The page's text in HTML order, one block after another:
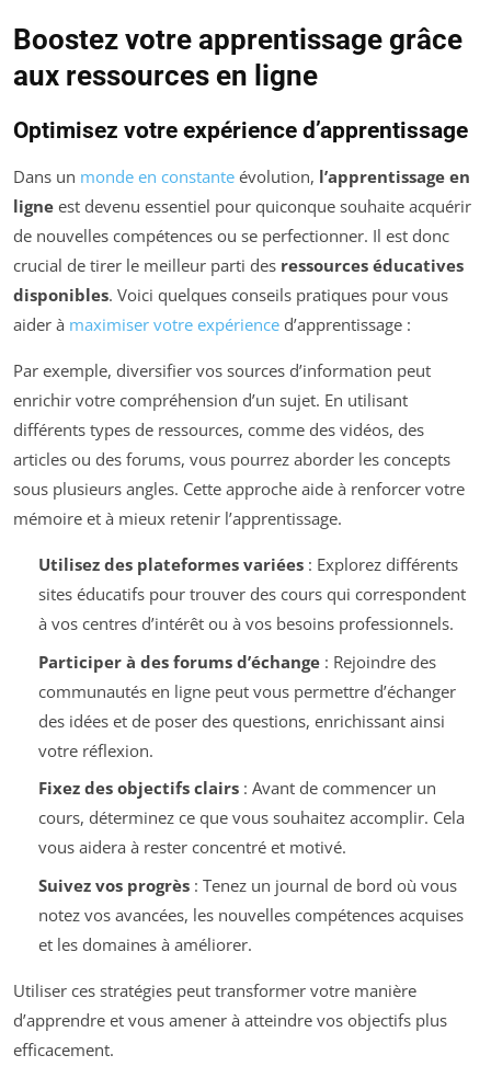
Boostez votre apprentissage grâce
aux ressources en ligne
Optimisez votre expérience d’apprentissage
Dans un monde en constante évolution, l’apprentissage en
ligne est devenu essentiel pour quiconque souhaite acquérir
de nouvelles compétences ou se perfectionner. Il est donc
crucial de tirer le meilleur parti des ressources éducatives
disponibles. Voici quelques conseils pratiques pour vous
aider à maximiser votre expérience d’apprentissage :
Par exemple, diversifier vos sources d’information peut
enrichir votre compréhension d’un sujet. En utilisant
différents types de ressources, comme des vidéos, des
articles ou des forums, vous pourrez aborder les concepts
sous plusieurs angles. Cette approche aide à renforcer votre
mémoire et à mieux retenir l’apprentissage.
Utilisez des plateformes variées: Explorez différents
sites éducatifs pour trouver des cours qui correspondent
à vos centres d’intérêt ou à vos besoins professionnels.
Participer à des forums d’échange: Rejoindre des
communautés en ligne peut vous permettre d’échanger
des idées et de poser des questions, enrichissant ainsi
votre réflexion.
Fixez des objectifs clairs: Avant de commencer un
cours, déterminez ce que vous souhaitez accomplir. Cela
vous aidera à rester concentré et motivé.
Suivez vos progrès: Tenez un journal de bord où vous
notez vos avancées, les nouvelles compétences acquises
et les domaines à améliorer.
Utiliser ces stratégies peut transformer votre manière
d’apprendre et vous amener à atteindre vos objectifs plus
efficacement.